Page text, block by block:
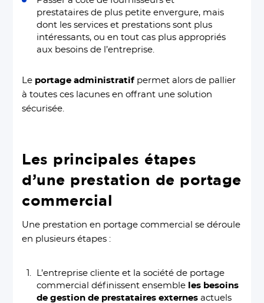
prestataires de plus petite envergure, mais
dont les services et prestations sont plus
intéressants, ou en tout cas plus appropriés
aux besoins de l’entreprise.
Le portage administratif permet alors de pallier
à toutes ces lacunes en offrant une solution
sécurisée.
Les principales étapes
d’une prestation de portage
commercial
Une prestation en portage commercial se déroule
en plusieurs étapes :
L’entreprise cliente et la société de portage
commercial définissent ensemble les besoins
de gestion de prestataires externes actuels